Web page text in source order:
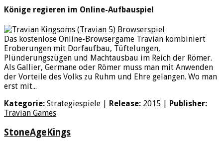
Könige regieren im Online-Aufbauspiel
Das kostenlose Online-Browsergame Travian kombiniert
Eroberungen mit Dorfaufbau, Tüftelungen,
Plünderungszügen und Machtausbau im Reich der Römer.
Als Gallier, Germane oder Römer muss man mit Anwenden
der Vorteile des Volks zu Ruhm und Ehre gelangen. Wo man
erst mit...
Kategorie: Strategiespiele | Release: 2015 | Publisher:
Travian Games
StoneAgeKings